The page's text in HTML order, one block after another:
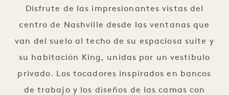
Disfrute de las impresionantes vistas del
centro de Nashville desde las ventanas que
van del suelo al techo de su espaciosa suite y
su habitación King, unidas por un vestíbulo
privado. Los tocadores inspirados en bancos
de trabajo y los diseños de las camas con